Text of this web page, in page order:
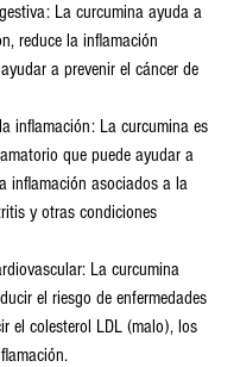
La curcumina ayuda a
reduce la inflamación
a prevenir el cáncer de
inflamación: La curcumina es
que puede ayudar a
inflamación asociados a la
y otras condiciones
La curcumina
el riesgo de enfermedades
el colesterol LDL (malo), los